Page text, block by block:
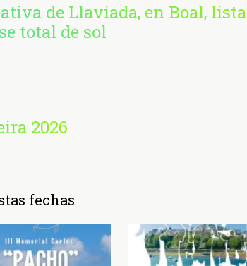
de Llaviada, en Boal, lista
total de sol
2026
fechas